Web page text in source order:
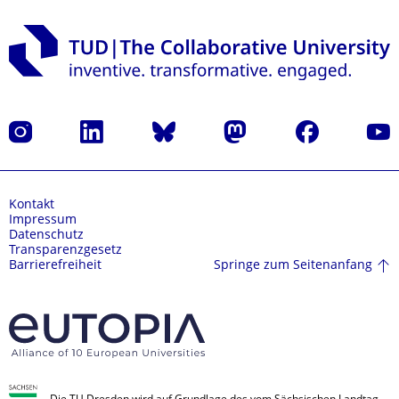
Instagram LinkedIn Bluesky Mastodon Facebook
Kontakt
Impressum
Datenschutz
Transparenzgesetz
Barrierefreiheit
Springe zum Seitenanfang